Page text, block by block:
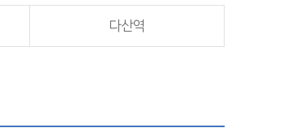
다산역